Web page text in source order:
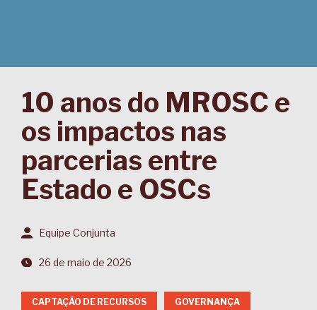
10 anos do MROSC e
os impactos nas
parcerias entre
Estado e OSCs
Equipe Conjunta
26 de maio de 2026
CAPTAÇÃO DE RECURSOS GOVERNANÇA